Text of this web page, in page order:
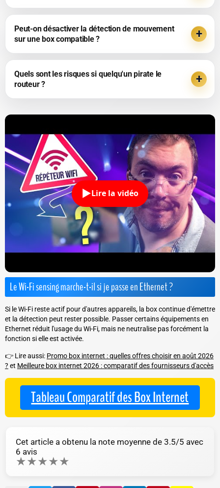
Peut-on désactiver la détection de mouvement
sur une box compatible ?
Quels sont les risques si quelqu'un pirate le
routeur ?
Lire la vidéo
Le Wi-Fi sensing marche-t-il si je passe en Ethernet ?
Si le Wi-Fi reste actif pour d'autres appareils, la box continue d'émettre
et la détection peut rester possible. Passer certains équipements en
Ethernet réduit l'usage du Wi-Fi, mais ne neutralise pas forcément la
fonction si elle est activée.
👉 Lire aussi: Promo box internet : quelles offres choisir en août 2026
? et Meilleure box internet 2026 : comparatif des fournisseurs d'accès
Tableau Comparatif des Box Internet
Cet article a obtenu la note moyenne de 3.5/5 avec
6 avis
★★★★★